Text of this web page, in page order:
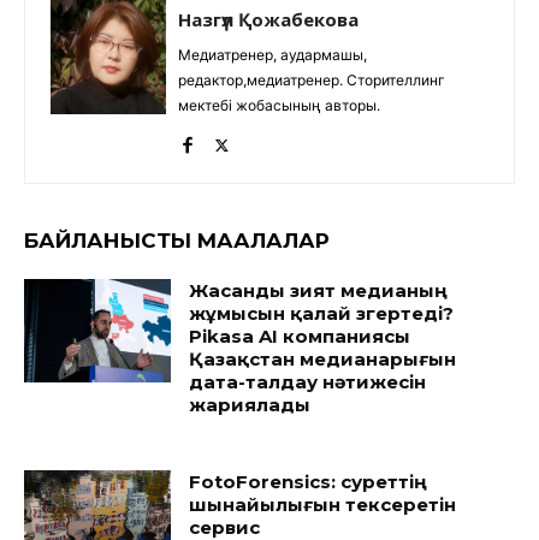
Назгүл Қожабекова
Медиатренер, аудармашы,
редактор,медиатренер. Сторителлинг
мектебі жобасының авторы.
БАЙЛАНЫСТЫ МАҚАЛАЛАР
Жасанды зият медианың
жұмысын қалай өзгертеді?
Pikasa AI компаниясы
Қазақстан медианарығын
дата-талдау нәтижесін
жариялады
FotoForensics: суреттің
шынайылығын тексеретін
сервис